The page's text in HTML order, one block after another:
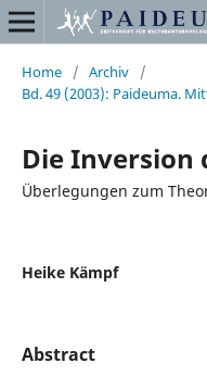
Home / Archiv
/
Bd. 49 (2003): Paideuma.
Die Inversion
Überlegungen zum
Heike Kämpf
Abstract